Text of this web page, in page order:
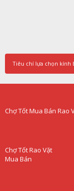
Tiêu chí lựa chọn kính
Chợ Tốt Mua Bán Rao
Chợ Tốt Rao Vặt
Mua Bán